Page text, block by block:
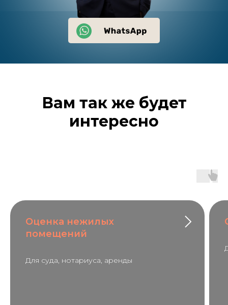
Вам так же будет
интересно
Оценка нежилых
помещений
Для суда, нотариуса, аренды